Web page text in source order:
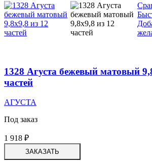
1328 Агуста бежевый матовый
частей
АГУСТА
Под заказ
1 918 ₽
ЗАКАЗАТЬ